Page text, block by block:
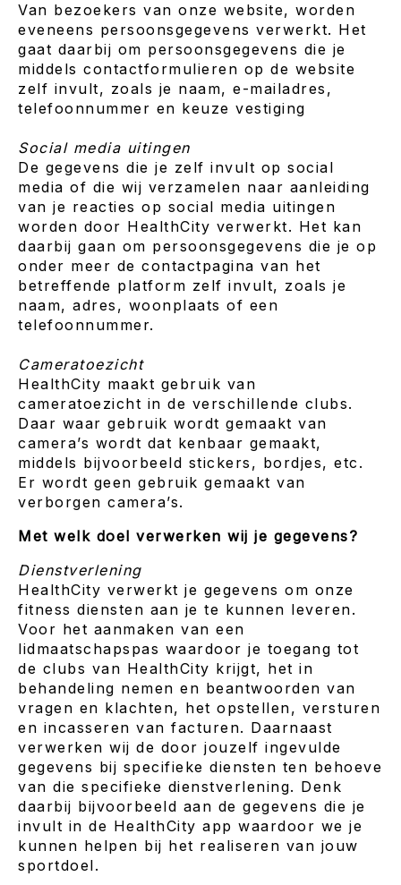
Van bezoekers van onze website, worden
eveneens persoonsgegevens verwerkt. Het
gaat daarbij om persoonsgegevens die je
middels contactformulieren op de website
zelf invult, zoals je naam, e-mailadres,
telefoonnummer en keuze vestiging
Social media uitingen
De gegevens die je zelf invult op social
media of die wij verzamelen naar aanleiding
van je reacties op social media uitingen
worden door HealthCity verwerkt. Het kan
daarbij gaan om persoonsgegevens die je op
onder meer de contactpagina van het
betreffende platform zelf invult, zoals je
naam, adres, woonplaats of een
telefoonnummer.
Cameratoezicht
HealthCity maakt gebruik van
cameratoezicht in de verschillende clubs.
Daar waar gebruik wordt gemaakt van
camera’s wordt dat kenbaar gemaakt,
middels bijvoorbeeld stickers, bordjes, etc.
Er wordt geen gebruik gemaakt van
verborgen camera’s.
Met welk doel verwerken wij je gegevens?
Dienstverlening
HealthCity verwerkt je gegevens om onze
fitness diensten aan je te kunnen leveren.
Voor het aanmaken van een
lidmaatschapspas waardoor je toegang tot
de clubs van HealthCity krijgt, het in
behandeling nemen en beantwoorden van
vragen en klachten, het opstellen, versturen
en incasseren van facturen. Daarnaast
verwerken wij de door jouzelf ingevulde
gegevens bij specifieke diensten ten behoeve
van die specifieke dienstverlening. Denk
daarbij bijvoorbeeld aan de gegevens die je
invult in de HealthCity app waardoor we je
kunnen helpen bij het realiseren van jouw
sportdoel.